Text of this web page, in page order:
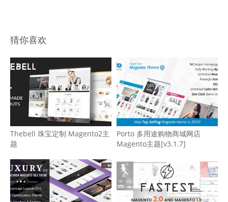
猜你喜欢
Thebell 珠宝定制 Magento2主
题
Porto 多用途购物商城网店
Magento主题[v3.1.7]